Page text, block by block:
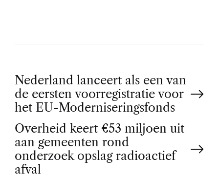
P
o
s
t
Nederland lanceert als een van
de eersten voorregistratie voor
het EU-Moderniseringsfonds
Overheid keert €53 miljoen uit
aan gemeenten rond
onderzoek opslag radioactief
afval